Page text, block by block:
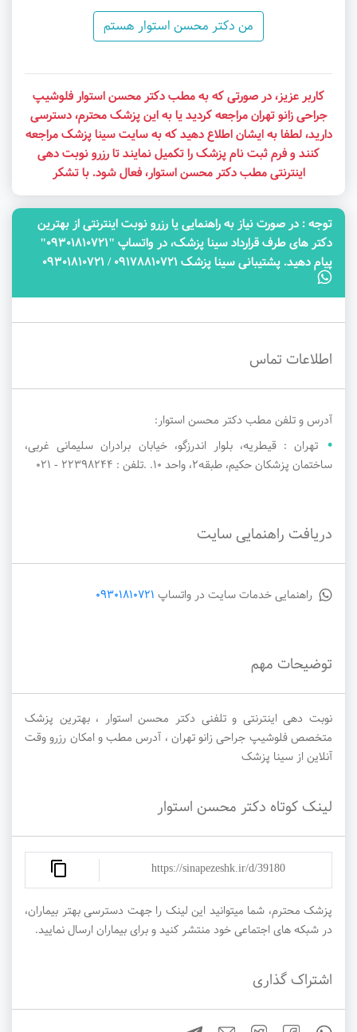
من دکتر محسن استوار هستم
کاربر عزیز، در صورتی که به مطب دکتر محسن استوار فلوشیپ
جراحی زانو تهران مراجعه کردید یا به این پزشک محترم، دسترسی
دارید، لطفا به ایشان اطلاع دهید که به سایت سینا پزشک مراجعه
کنند و فرم ثبت نام پزشک را تکمیل نمایند تا رزرو نوبت دهی
اینترنتی مطب دکتر محسن استوار، فعال شود. با تشکر
توجه‌ : در صورت نیاز به راهنمایی یا رزرو نوبت اینترنتی از بهترین
دکتر های طرف قرارداد سینا پزشک، در واتساپ "09301810721"
پیام دهید. پشتیبانی سینا پزشک 09178810721 / 09301810721
اطلاعات تماس
آدرس و تلفن مطب دکتر محسن استوار:
تهران : قیطریه، بلوار اندرزگو، خیابان برادران سلیمانی غربی،
ساختمان پزشکان حکیم، طبقه2، واحد 10. .تلفن : 22398244 - ۰۲۱
دریافت راهنمایی سایت
راهنمایی خدمات سایت در واتساپ 09301810721
توضیحات مهم
نوبت دهی اینترنتی و تلفنی دکتر محسن استوار ، بهترین پزشک
متخصص فلوشیپ جراحی زانو تهران ، آدرس مطب و امکان رزرو وقت
آنلاین از سینا پزشک
لینک کوتاه دکتر محسن استوار
https://sinapezeshk.ir/d/39180
پزشک محترم، شما میتوانید این لینک را جهت دسترسی بهتر بیماران،
در شبکه های اجتماعی خود منتشر کنید و برای بیماران ارسال نمایید.
اشتراک گذاری